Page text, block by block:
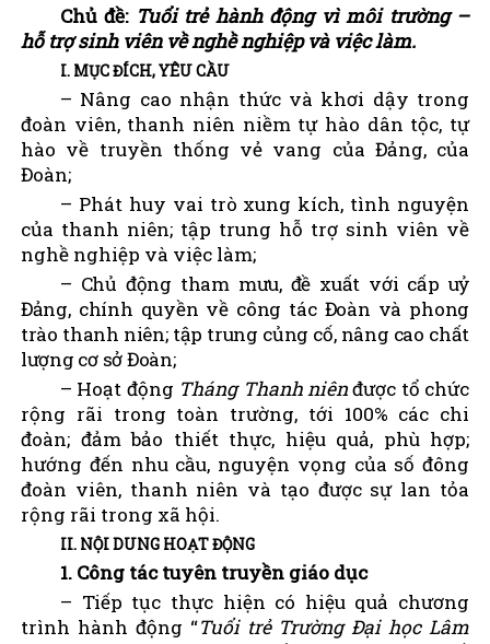
Chủ đề: Tuổi trẻ hành động vì môi trường –
hỗ trợ sinh viên về nghề nghiệp và việc làm.
I. MỤC ĐÍCH, YÊU CẦU
– Nâng cao nhận thức và khơi dậy trong
đoàn viên, thanh niên niềm tự hào dân tộc, tự
hào về truyền thống vẻ vang của Đảng, của
Đoàn;
– Phát huy vai trò xung kích, tình nguyện
của thanh niên; tập trung hỗ trợ sinh viên về
nghề nghiệp và việc làm;
– Chủ động tham mưu, đề xuất với cấp uỷ
Đảng, chính quyền về công tác Đoàn và phong
trào thanh niên; tập trung củng cố, nâng cao chất
lượng cơ sở Đoàn;
– Hoạt động Tháng Thanh niênđược tổ chức
rộng rãi trong toàn trường, tới 100% các chi
đoàn; đảm bảo thiết thực, hiệu quả, phù hợp;
hướng đến nhu cầu, nguyện vọng của số đông
đoàn viên, thanh niên và tạo được sự lan tỏa
rộng rãi trong xã hội.
II. NỘI DUNG HOẠT ĐỘNG
1. Công tác tuyên truyền giáo dục
– Tiếp tục thực hiện có hiệu quả chương
trình hành động “Tuổi trẻ Trường Đại học Lâm